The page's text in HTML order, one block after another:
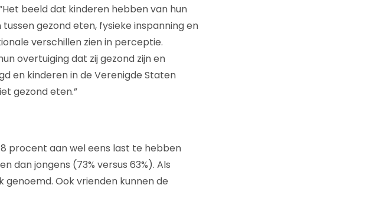
beeld dat kinderen hebben van hun
gezond eten, fysieke inspanning en
verschillen zien in perceptie.
overtuiging dat zij gezond zijn en
en kinderen in de Verenigde Staten
gezond eten.”
procent aan wel eens last te hebben
dan jongens (73% versus 63%). Als
Ook vrienden kunnen de